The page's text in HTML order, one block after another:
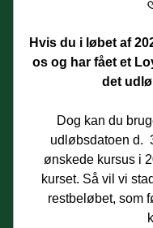
Hvis du i løbet af
os og har fået et
det
Dog kan du
udløbsdatoen d.
ønskede kursus i
kurset. Så vil vi
restbeløbet, som